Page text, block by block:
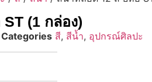
(1 กล่อง)
Categories สี, สีน้ำ, อุปกรณ์ศิลปะ